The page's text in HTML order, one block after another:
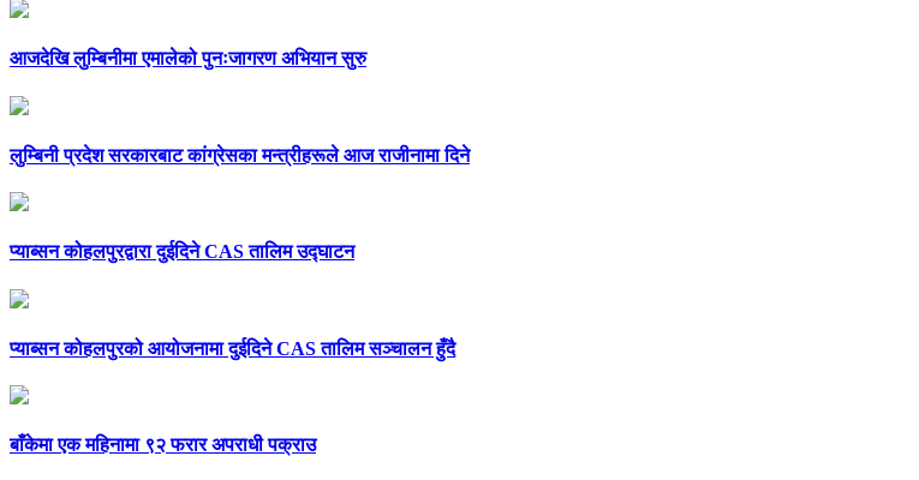
आजदेखि लुम्बिनीमा एमालेको पुनःजागरण अभियान सुरु
लुम्बिनी प्रदेश सरकारबाट कांग्रेसका मन्त्रीहरूले आज राजीनामा दिने
प्याब्सन कोहलपुरद्वारा दुईदिने CAS तालिम उद्घाटन
प्याब्सन कोहलपुरको आयोजनामा दुईदिने CAS तालिम सञ्चालन हुँदै
बाँकेमा एक महिनामा ९२ फरार अपराधी पक्राउ